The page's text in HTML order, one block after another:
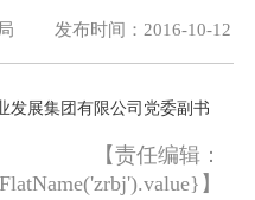
局 发布时间：2016-10-12
发展集团有限公司党委副书
【责任编辑：
】